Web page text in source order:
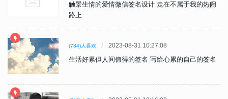
触景生情的爱情微信签名设计 走在不属于我的热闹
路上
(734)人喜欢 2023-08-31 10:27:08
生活好累但人间值得的签名 写给心累的自己的签名